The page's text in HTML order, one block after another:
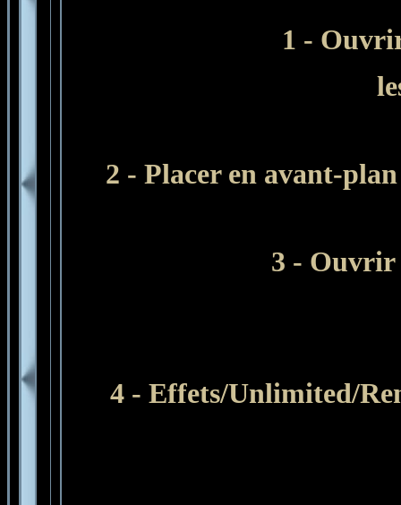
1 -
2 - Placer en avant-
3 - Ouvrir
4 - Effets/Unlimited/